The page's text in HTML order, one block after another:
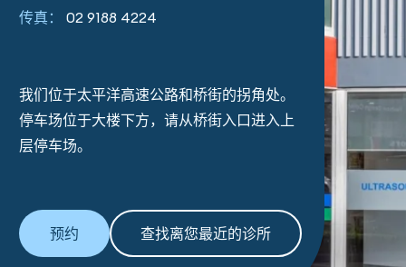
传真：
02 9188 4224
我们位于太平洋高速公路和桥街的拐角处。
停车场位于大楼下方，请从桥街入口进入上
层停车场。
预约 查找离您最近的诊所